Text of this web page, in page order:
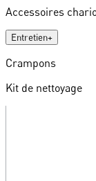
Accessoires
Entretien+
Crampons
Kit de nettoyage